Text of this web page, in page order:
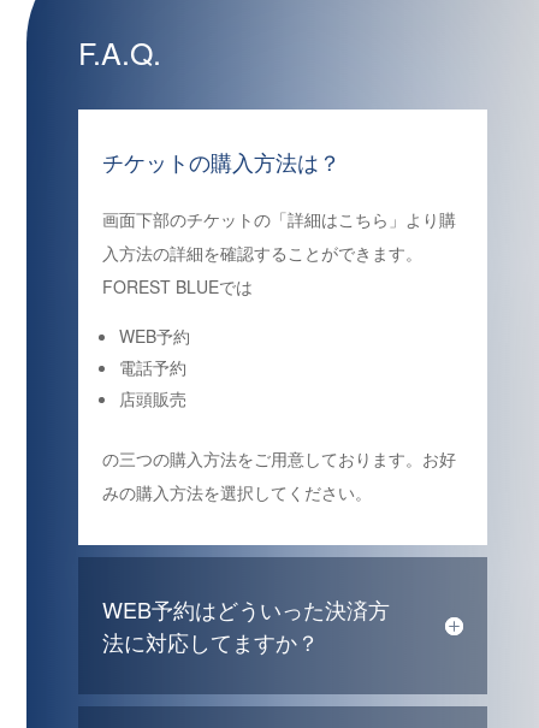
F.A.Q.
チケットの購入方法は？
画面下部のチケットの「詳細はこちら」より購
入方法の詳細を確認することができます。
FOREST BLUEでは
WEB予約
電話予約
店頭販売
の三つの購入方法をご用意しております。お好
みの購入方法を選択してください。
WEB予約はどういった決済方
法に対応してますか？